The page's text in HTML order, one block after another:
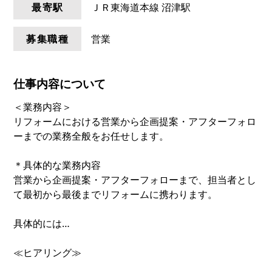
最寄駅 ＪＲ東海道本線 沼津駅
募集職種 営業
仕事内容について
＜業務内容＞
リフォームにおける営業から企画提案・アフターフォロ
ーまでの業務全般をお任せします。
＊具体的な業務内容
営業から企画提案・アフターフォローまで、担当者とし
て最初から最後までリフォームに携わります。
具体的には…
≪ヒアリング≫